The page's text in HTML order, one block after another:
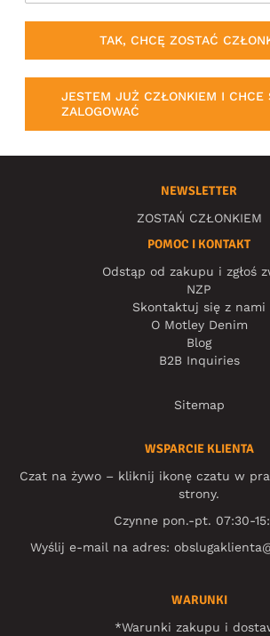
TAK, CHCĘ ZOSTAĆ
JESTEM JUŻ CZŁONKIEM I CHCE
ZALOGOWAĆ
NEWSLETTER
ZOSTAŃ CZŁONKIEM
POMOC I KONTAKT
Odstąp od zakupu i zgłoś
NZP
Skontaktuj się z nami
O Motley Denim
Blog
B2B Inquiries
Sitemap
WSPARCIE KLIENTA
Czat na żywo – kliknij ikonę czatu w
strony.
Czynne pon.-pt. 07:30-
Wyślij e-mail na adres:
WARUNKI
*Warunki zakupu i